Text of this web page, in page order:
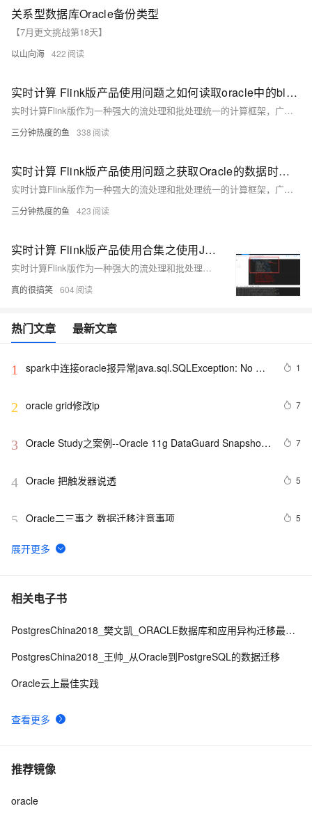
关系型数据库Oracle备份类型
【7月更文挑战第18天】
以山向海 422
实时计算 Flink版产品使用问题之如何读取oracle中的blob类型的数据
实时计算Flink版作为一种强大的流处理和批处理统一的计算框架，广泛应用于各种需要实时数据处理和分析的场景。实时计算Flink版通常结合SQL接口、DataStream API、以及与上下游数据源和存储系统的丰富连接器，提供了一套全面的解决方案，以应对各种实时计算需求。其低延迟、高吞吐、容错性强的特点，使其成为众多企业和组织实时数据处理首选的技术平台。以下是实时计算Flink版的一些典型使用合集。
三分钟热度的鱼 338
实时计算 Flink版产品使用问题之获取Oracle的数据时无法获取clob类型的数据，该怎么办
实时计算Flink版作为一种强大的流处理和批处理统一的计算框架，广泛应用于各种需要实时数据处理和分析的场景。实时计算Flink版通常结合SQL接口、DataStream API、以及与上下游数据源和存储系统的丰富连接器，提供了一套全面的解决方案，以应对各种实时计算需求。其低延迟、高吞吐、容错性强的特点，使其成为众多企业和组织实时数据处理首选的技术平台。以下是实时计算Flink版的一些典型使用合集。
三分钟热度的鱼 423
实时计算 Flink版产品使用合集之使用JDBC方式读取Oracle的number类型时，通过什么方式进行映射
实时计算Flink版作为一种强大的流处理和批处理统一的计算框架，广泛应用于各种需要实时数据处理和分析的场景。实时计算Flink版通常结合SQL接口、DataStream API、以及与上下游数据源和存储系统的丰富连接器，提供了一套全面的解决方案，以应对各种实时计算需求。其低延迟、高吞吐、容错性强的特点，使其成为众多企业和组织实时数据处理首选的技术平台。以下是实时计算Flink版的一些典型使用合集。
真的很搞笑 604
热门文章 最新文章
1
spark中连接oracle报异常java.sql.SQLException: No
1
2 oracle grid修改ip 7
3 Oracle Study之案例--Oracle 11g DataGuard Snapshot
7
4 Oracle 把触发器说透 5
5 Oracle二三事之 数据迁移注意事项 5
6 SQL Server和Oracle的常用函数对比 (转)
7 如何在 Oracle 中创建可插入数据库（PDB）？
8 Oracle 创建触发器
相关电子书
查看更多
PostgresChina2018_樊文凯_ORACLE数据库和应用异构迁移最佳实践
PostgresChina2018_王帅_从Oracle到PostgreSQL的数据迁移
Oracle云上最佳实践
推荐镜像
oracle